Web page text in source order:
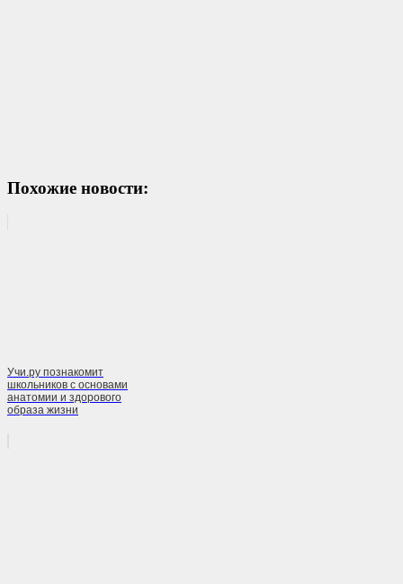
Похожие новости:
Учи.ру познакомит
школьников с основами
анатомии и здорового
образа жизни